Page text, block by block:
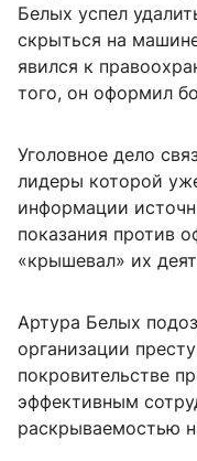
Белых успел
скрыться на
явился к
того, он оформил
Уголовное дело
лидеры которой
информации
показания против
«крышевал» их
Артура Белых
организации
покровительстве
эффективным
раскрываемостью